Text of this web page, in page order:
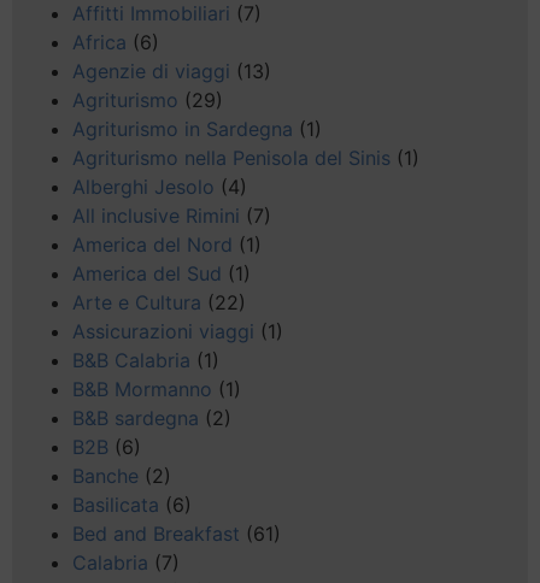
Affitti Immobiliari (7)
Africa (6)
Agenzie di viaggi (13)
Agriturismo (29)
Agriturismo in Sardegna (1)
Agriturismo nella Penisola del Sinis (1)
Alberghi Jesolo (4)
All inclusive Rimini (7)
America del Nord (1)
America del Sud (1)
Arte e Cultura (22)
Assicurazioni viaggi (1)
B&B Calabria (1)
B&B Mormanno (1)
B&B sardegna (2)
B2B (6)
Banche (2)
Basilicata (6)
Bed and Breakfast (61)
Calabria (7)